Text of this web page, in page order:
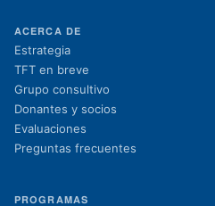
ACERCA DE
Estrategia
TFT en breve
Grupo consultivo
Donantes y socios
Evaluaciones
Preguntas frecuentes
PROGRAMAS